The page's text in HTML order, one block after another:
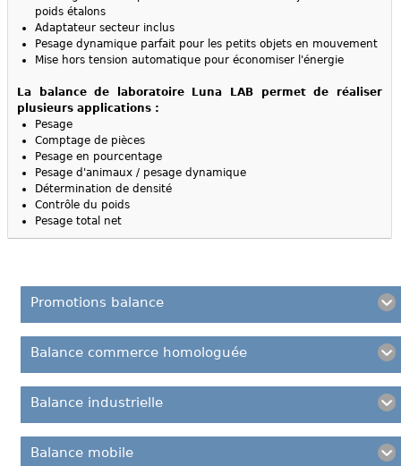
poids étalons
Adaptateur secteur inclus
Pesage dynamique parfait pour les petits objets en mouvement
Mise hors tension automatique pour économiser l'énergie
La balance de laboratoire Luna LAB permet de réaliser
plusieurs applications :
Pesage
Comptage de pièces
Pesage en pourcentage
Pesage d'animaux / pesage dynamique
Détermination de densité
Contrôle du poids
Pesage total net
Promotions balance
Balance commerce homologuée
Balance industrielle
Balance mobile